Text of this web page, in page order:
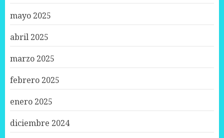
mayo 2025
abril 2025
marzo 2025
febrero 2025
enero 2025
diciembre 2024